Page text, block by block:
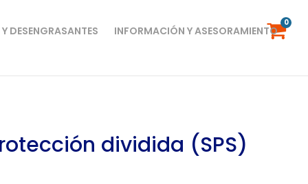
DESENGRASANTES
INFORMACIÓN Y ASESORAMIENTO
0
dividida (SPS)